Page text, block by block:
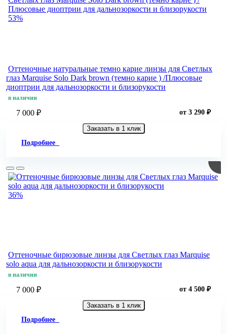
53%
Оттеночные натуральные темно карие линзы для Светлых
глаз Marquise Solo Dark brown (темно карие ) /Плюсовые
диоптрии для дальнозоркости и близорукости
в наличии
7 000 ₽ от 3 290 ₽
Заказать в 1 клик
Подробнее
36%
Оттеночные бирюзовые линзы для Светлых глаз Marquise
solo aqua для дальнозоркости и близорукости
в наличии
7 000 ₽ от 4 500 ₽
Заказать в 1 клик
Подробнее